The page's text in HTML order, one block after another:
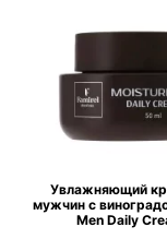
Увлажняющий
мужчин с
Men Daily